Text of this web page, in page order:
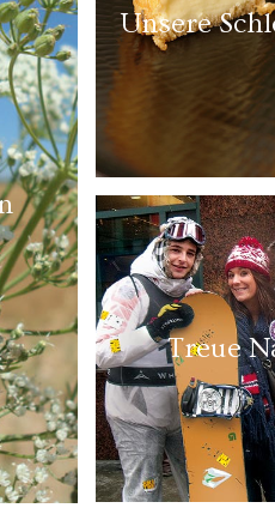
Unsere
Treue